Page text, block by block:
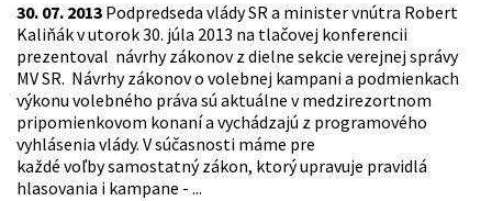
30. 07. 2013 Podpredseda vlády SR a minister vnútra Robert
Kaliňák v utorok 30. júla 2013 na tlačovej konferencii
prezentoval návrhy zákonov z dielne sekcie verejnej správy
MV SR. Návrhy zákonov o volebnej kampani a podmienkach
výkonu volebného práva sú aktuálne v medzirezortnom
pripomienkovom konaní a vychádzajú z programového
vyhlásenia vlády. V súčasnosti máme pre
každé voľby samostatný zákon, ktorý upravuje pravidlá
hlasovania i kampane - ...